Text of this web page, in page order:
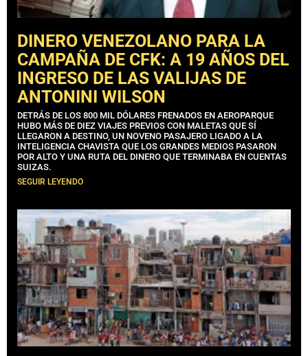
DINERO VENEZOLANO PARA LA
CAMPAÑA DE CFK: A 19 AÑOS DEL
INGRESO DE LAS VALIJAS DE
ANTONINI WILSON
DETRÁS DE LOS 800 MIL DÓLARES FRENADOS EN AEROPARQUE
HUBO MÁS DE DIEZ VIAJES PREVIOS CON MALETAS QUE SÍ
LLEGARON A DESTINO, UN NOVENO PASAJERO LIGADO A LA
INTELIGENCIA CHAVISTA QUE LOS GRANDES MEDIOS PASARON
POR ALTO Y UNA RUTA DEL DINERO QUE TERMINABA EN CUENTAS
SUIZAS.
SEGUIR LEYENDO